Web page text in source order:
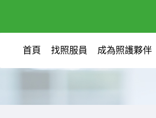
首頁 找照服員 成為照護夥伴